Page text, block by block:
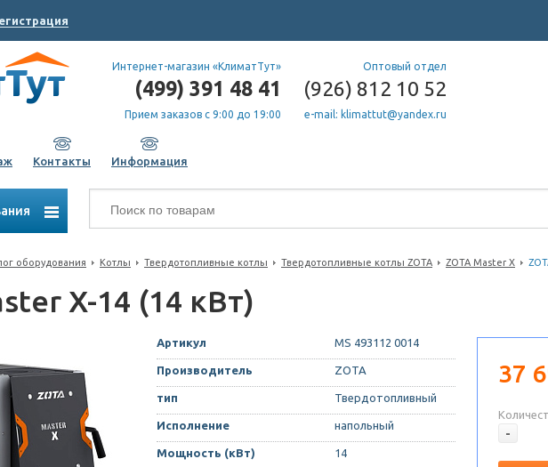
Интернет-магазин «КлиматТут»
(499) 391 48 41
Прием заказов с 9:00 до 19:00
Оптовый отдел
(926) 812 10 52
e-mail: klimattut@yandex.ru
Контакты Информация
оборудования Котлы Твердотопливные котлы Твердотопливные котлы ZOTA ZOTA Master X
X-14 (14 кВт)
Артикул MS 493112 0014
Производитель ZOTA
тип Твердотопливный
Исполнение напольный
Мощность (кВт) 14
37
-